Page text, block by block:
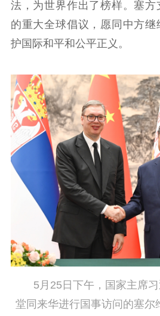
法，为世界作出了榜样。塞方
的重大全球倡议，愿同中方
护国际和平和公平正义。
5月25日下午，国家主席习
堂同来华进行国事访问的塞尔